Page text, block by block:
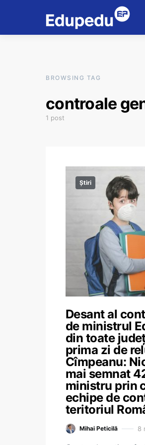
BROWSING TAG
controale
1 post
Știri
Desant al
de ministrul
din toate
prima zi de
Cîmpeanu:
mai semnat
ministru prin
echipe de
teritoriul
Mihai Peticilă 8